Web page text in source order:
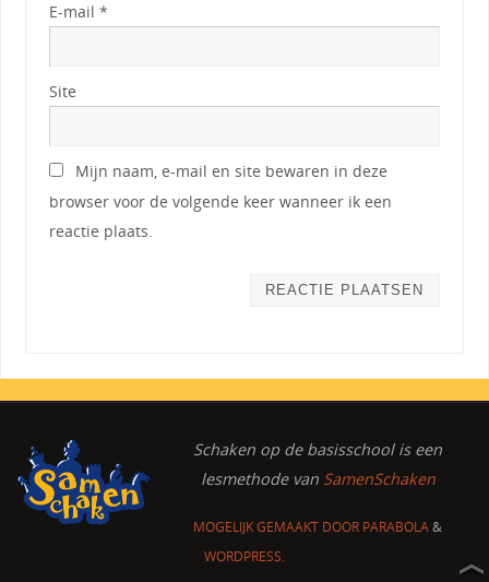
E-mail*
Site
Mijn naam, e-mail en site bewaren in deze
browser voor de volgende keer wanneer ik een
reactie plaats.
Schaken op de basisschoolis een
lesmethode van SamenSchaken
MOGELIJK GEMAAKT DOOR PARABOLA&
WORDPRESS.